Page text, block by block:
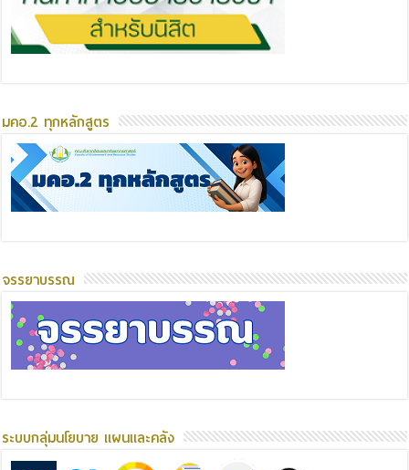
มคอ.2 ทุกหลักสูตร
จรรยาบรรณ
ระบบกลุ่มนโยบาย แผนและคลัง